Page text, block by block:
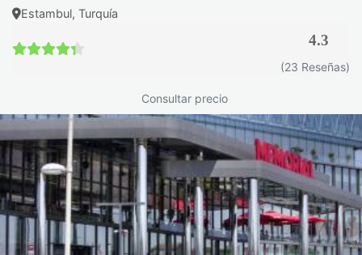
Estambul, Turquía
4.3
(23 Reseñas)
Consultar precio